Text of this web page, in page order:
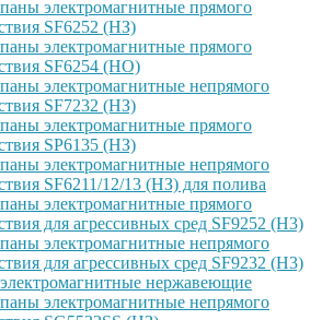
электромагнитные прямого
SF6252 (НЗ)
электромагнитные прямого
SF6254 (НО)
электромагнитные непрямого
SF7232 (НЗ)
электромагнитные прямого
SP6135 (НЗ)
электромагнитные непрямого
SF6211/12/13 (НЗ) для полива
электромагнитные прямого
для агрессивных сред SF9252 (H3)
электромагнитные непрямого
для агрессивных сред SF9232 (H3)
нержавеющие
электромагнитные непрямого